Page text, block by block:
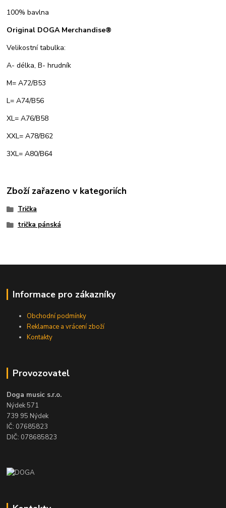
100% bavlna
Original DOGA Merchandise®
Velikostní tabulka:
A- délka, B- hrudník
M= A72/B53
L= A74/B56
XL= A76/B58
XXL= A78/B62
3XL= A80/B64
Zboží zařazeno v kategoriích
Trička
trička pánská
Informace pro zákazníky
Obchodní podmínky
Reklamace a vrácení zboží
Kontakty
Provozovatel
Doga music s.r.o.
Nýdek 571
739 95 Nýdek
IČ: 07685823
DIČ: 078685823